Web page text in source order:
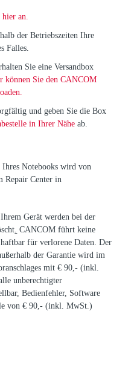
an.
der Betriebszeiten Ihre
Falles.
Sie eine Versandbox
können Sie den CANCOM
und geben Sie die Box
in Ihrer Nähe ab.
Ihres Notebooks wird von
Repair Center in
Gerät werden bei der
CANCOM führt keine
für verlorene Daten. Der
der Garantie wird im
mit € 90,- (inkl.
unberechtigter
Bedienfehler, Software
von € 90,- (inkl. MwSt.)